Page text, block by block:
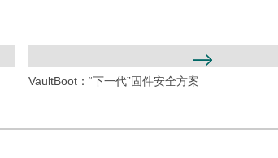
VaultBoot：“下一代”固件安全方案